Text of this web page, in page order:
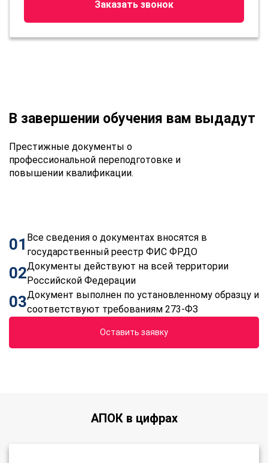
Заказать звонок
В завершении обучения вам выдадут
Престижные документы о
профессиональной переподготовке и
повышении квалификации.
01 Все сведения о документах вносятся в
государственный реестр ФИС ФРДО
02Документы действуют на всей территории
Российской Федерации
03Документ выполнен по установленному образцу и
соответствуют требованиям 273-ФЗ
Оставить заявку
АПОК в цифрах